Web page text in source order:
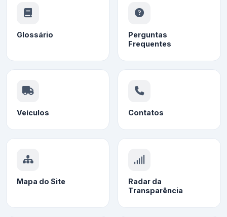
Glossário
Perguntas
Frequentes
Veículos Contatos
Mapa do Site
Radar da
Transparência